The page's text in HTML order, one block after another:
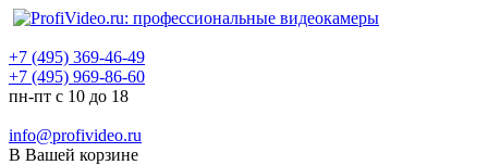
+7 (495) 369-46-49
+7 (495) 969-86-60
пн-пт с 10 до 18
info@profivideo.ru
В Вашей корзине